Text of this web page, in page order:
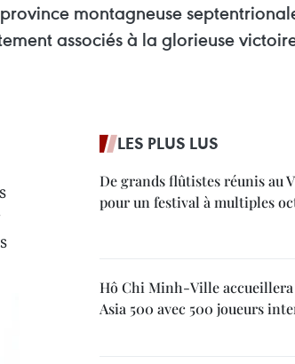
montagneuse
associés à la glorieuse
LES PLUS LUS
De grands flûtistes réunis au
pour un festival à multiples
Hô Chi Minh-Ville accueillera
Asia 500 avec 500 joueurs